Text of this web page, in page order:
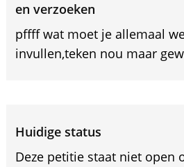
en verzoeken
pffff wat moet je allemaal
invullen,teken nou maar
Huidige status
Deze petitie staat niet open